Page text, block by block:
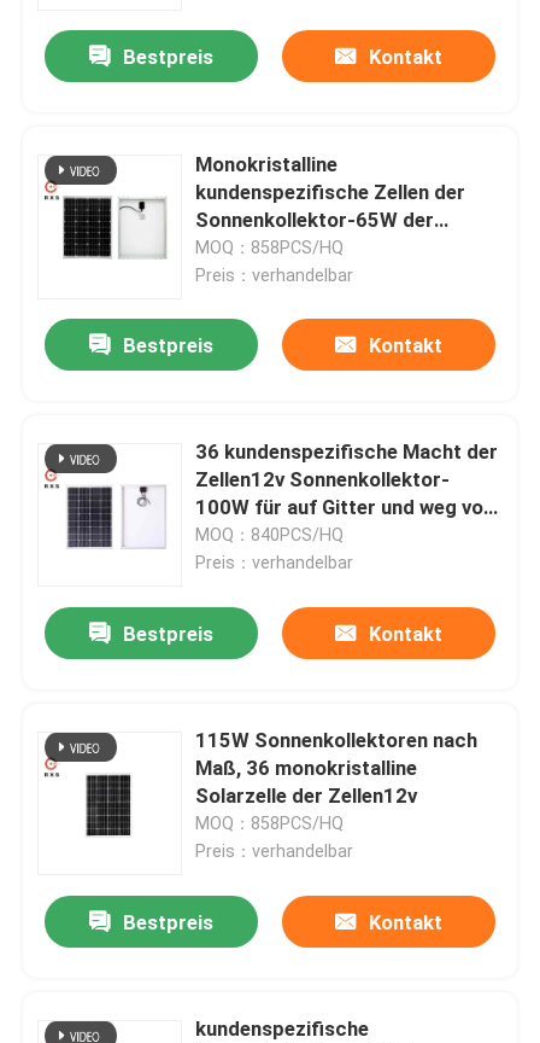
Bestpreis Kontakt
Monokristalline
kundenspezifische Zellen der
Sonnenkollektor-65W der
Macht-36 mit langer
Lebensdauer
MOQ：858PCS/HQ
Preis：verhandelbar
Bestpreis Kontakt
36 kundenspezifische Macht der
Zellen12v Sonnenkollektor-
100W für auf Gitter und weg vom
Planquadrat
MOQ：840PCS/HQ
Preis：verhandelbar
Bestpreis Kontakt
115W Sonnenkollektoren nach
Maß, 36 monokristalline
Solarzelle der Zellen12v
MOQ：858PCS/HQ
Preis：verhandelbar
Bestpreis Kontakt
kundenspezifische